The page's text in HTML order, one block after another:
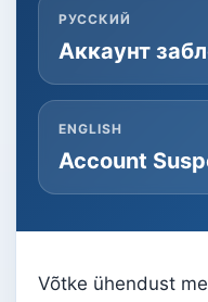
РУССКИЙ
Аккаунт
ENGLISH
Account
Võtke ühendust